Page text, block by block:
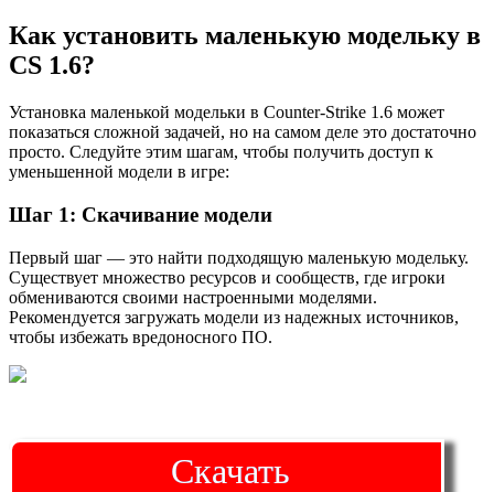
Как установить маленькую модельку в
CS 1.6?
Установка маленькой модельки в Counter-Strike 1.6 может
показаться сложной задачей, но на самом деле это достаточно
просто. Следуйте этим шагам, чтобы получить доступ к
уменьшенной модели в игре:
Шаг 1: Скачивание модели
Первый шаг — это найти подходящую маленькую модельку.
Существует множество ресурсов и сообществ, где игроки
обмениваются своими настроенными моделями.
Рекомендуется загружать модели из надежных источников,
чтобы избежать вредоносного ПО.
Скачать